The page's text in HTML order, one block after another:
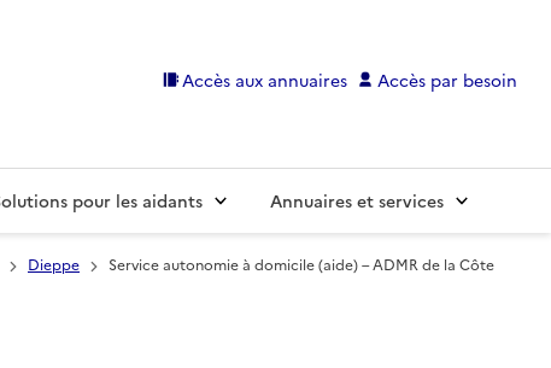
Accès aux annuaires Accès par besoin
pour les aidants Annuaires et services
Dieppe
Service autonomie à domicile (aide) – ADMR de la Côte